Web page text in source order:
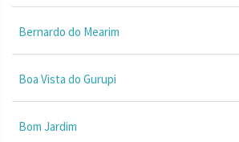
Bernardo do Mearim
Boa Vista do Gurupi
Bom Jardim